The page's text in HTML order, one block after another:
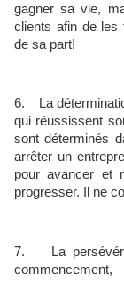
gagner sa vie,
clients afin de les
de sa part!
6. La
qui réussissent
sont déterminés
arrêter un
pour avancer et
progresser. Il ne
7. La